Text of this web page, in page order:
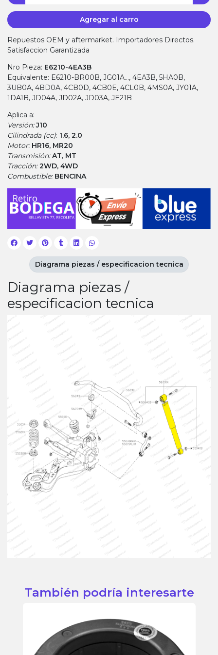
Agregar al carro
Repuestos OEM y aftermarket. Importadores Directos.
Satisfaccion Garantizada
Nro Pieza: E6210-4EA3B
Equivalente: E6210-BR00B, JG01A…, 4EA3B, 5HA0B,
3UB0A, 4BD0A, 4CB0D, 4CB0E, 4CL0B, 4MS0A, JY01A,
1DA1B, JD04A, JD02A, JD03A, JE21B
Aplica a:
Versión:J10
Cilindrada (cc): 1.6, 2.0
Motor: HR16, MR20
Transmisión:AT, MT
Tracción:2WD, 4WD
Combustible: BENCINA
Diagrama piezas /
especificacion tecnica
Diagrama piezas / especificacion tecnica
También podría interesarte